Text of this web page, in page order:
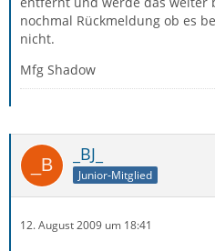
nochmal Rückmeldung ob es
nicht.
Mfg Shadow
_BJ_
Junior-Mitglied
12. August 2009 um 18:41